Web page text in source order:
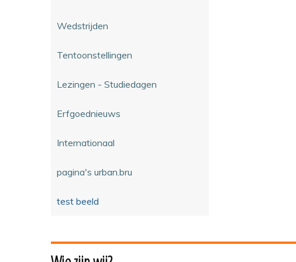
Wedstrijden
Tentoonstellingen
Lezingen - Studiedagen
Erfgoednieuws
Internationaal
pagina's urban.bru
test beeld